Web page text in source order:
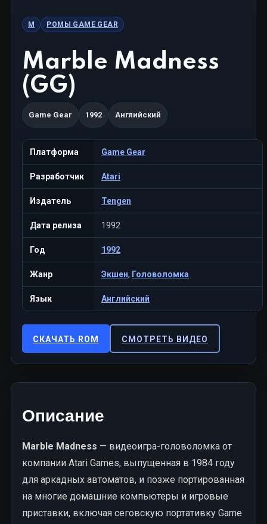
M РОМЫ GAME GEAR
Marble Madness
(GG)
Game Gear 1992 Английский
Платформа Game Gear
Разработчик Atari
Издатель Tengen
Дата релиза 1992
Год 1992
Жанр Экшен, Головоломка
Язык Английский
СКАЧАТЬ ROM СМОТРЕТЬ ВИДЕО
Описание
Marble Madness — видеоигра-головоломка от
компании Atari Games, выпущенная в 1984 году
для аркадных автоматов, и позже портированная
на многие домашние компьютеры и игровые
приставки, включая сеговскую портативку Game